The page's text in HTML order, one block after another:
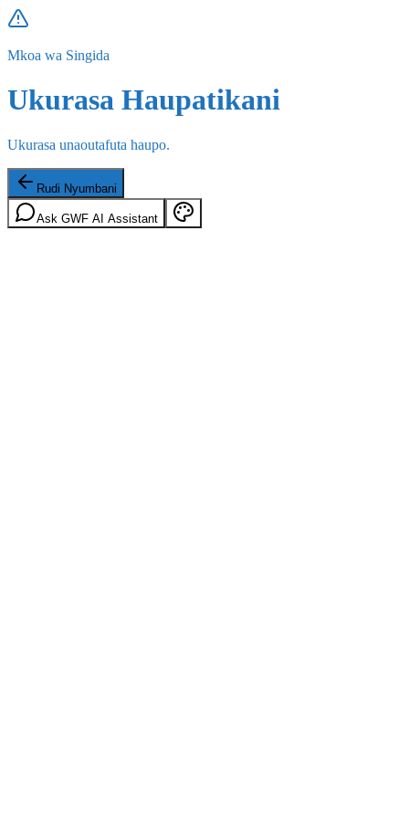
Mkoa wa Singida
Ukurasa Haupatikani
Ukurasa unaoutafuta haupo.
Rudi Nyumbani
Ask GWF AI Assistant